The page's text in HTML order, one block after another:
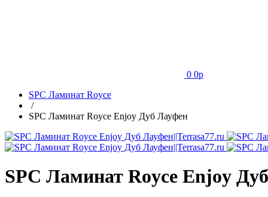
0 0p
SPC Ламинат Royce
/
SPC Ламинат Royce Enjoy Дуб Лауфен
SPC Ламинат Royce Enjoy